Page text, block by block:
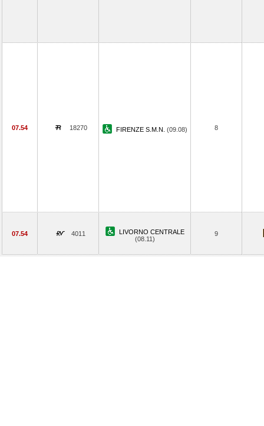
07.54 18270 FIRENZE S.M.N. (09.08) 8
07.54 4011
LIVORNO CENTRALE
(08.11)
9